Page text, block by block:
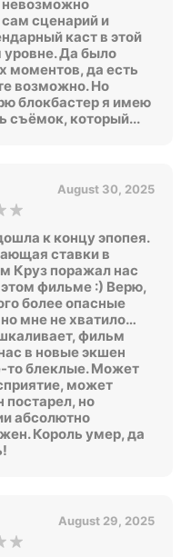
сценарий и
каст в этой
уровне. Да было
моментов, да есть
возможно. Но
блокбастер я имею
съёмок, который...
August 30, 2025
к концу эпопея.
ставки в
Круз поражал нас
фильме :) Верю,
более опасные
мне не хватило…
фильм
в новые экшен
то блеклые. Может
может
постарел, но
абсолютно
Король умер, да
August 29, 2025